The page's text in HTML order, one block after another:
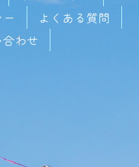
よくある質問
わせ